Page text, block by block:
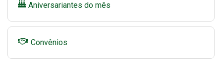
Aniversariantes do mês
Convênios